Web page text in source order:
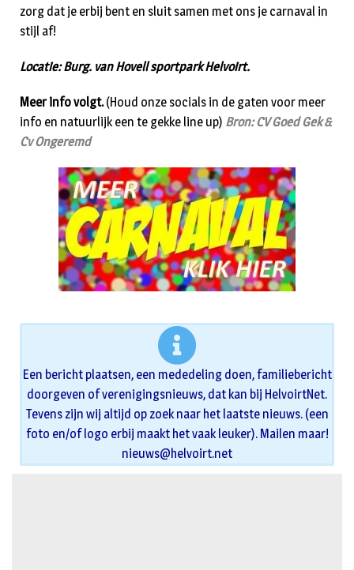
zorg dat je erbij bent en sluit samen met ons je carnaval in
stijl af!
Locatie: Burg. van Hovell sportpark Helvoirt.
Meer info volgt.(Houd onze socials in de gaten voor meer
info en natuurlijk een te gekke line up) Bron: CV Goed Gek &
Cv Ongeremd
Een bericht plaatsen, een mededeling doen, familiebericht
doorgeven of verenigingsnieuws, dat kan bij HelvoirtNet.
Tevens zijn wij altijd op zoek naar het laatste nieuws. (een
foto en/of logo erbij maakt het vaak leuker). Mailen maar!
nieuws@helvoirt.net